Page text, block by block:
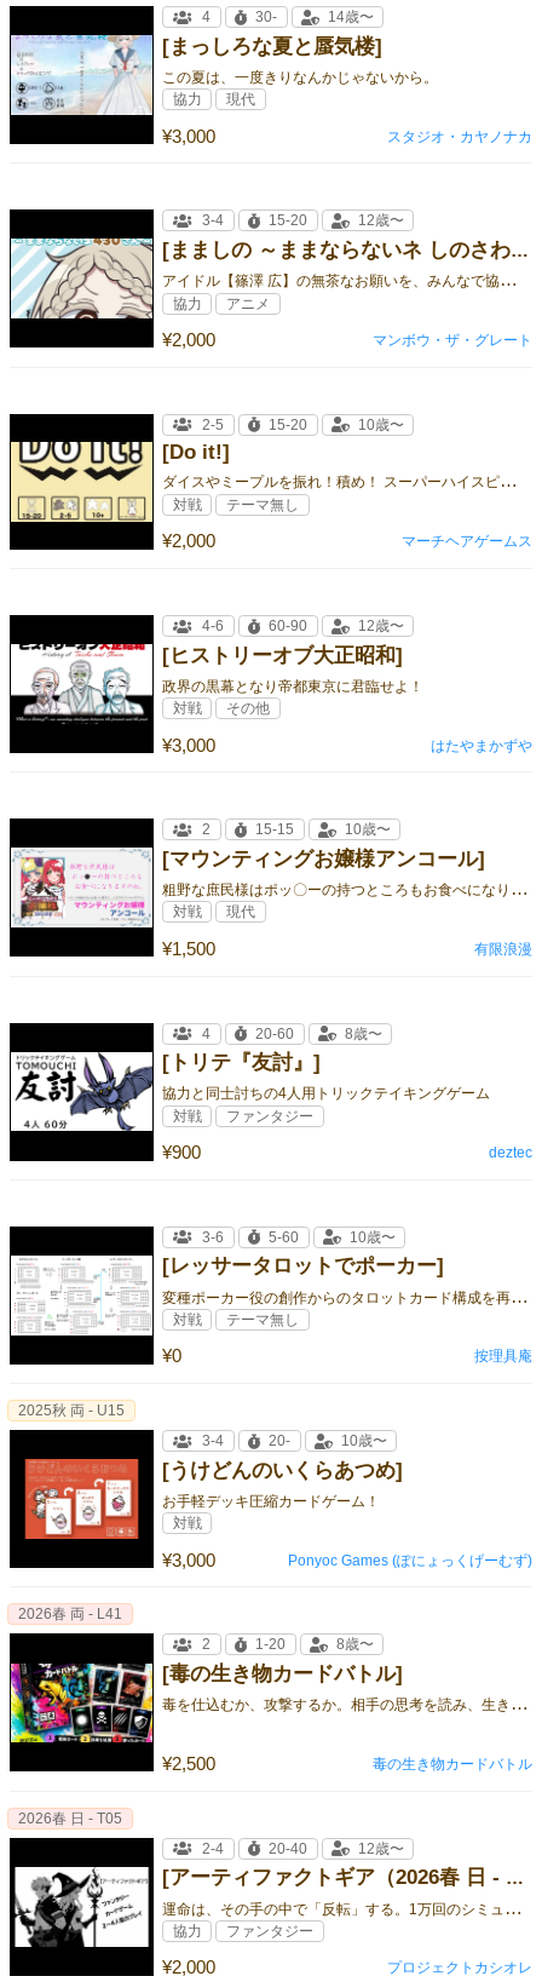
[まっしろな夏と蜃気楼]
この夏は、一度きりなんかじゃないから。
¥3,000
4 30- 14歳〜
協力 現代
スタジオ・カヤノナカ
[まましの ～ままならないネ しのさわさん～]
ア
イドル【篠澤 広】の無茶なお願いを、みんなで協力して解決しよう！
¥2,000
3-4 15-20 12歳〜
協力 アニメ
マンボウ・ザ・グレート
[Do it!]
ダ
イスやミープルを振れ！積め！ スーパーハイスピードダイスアクションゲーム！
¥2,000
2-5 15-20 10歳〜
対戦 テーマ無し
マーチヘアゲームス
[ヒストリーオブ大正昭和]
政界の黒幕となり帝都東京に君臨せよ！
¥3,000
4-6 60-90 12歳〜
対戦 その他
はたやまかずや
[マウンティングお嬢様アンコール]
粗
野な庶民様はポッ〇ーの持つところもお食べになりますのね
¥1,500
2 15-15 10歳〜
対戦 現代
有限浪漫
[トリテ『友討』]
協力と同士討ちの4人用トリックテイキングゲーム
¥900
4 20-60 8歳〜
対戦 ファンタジー
deztec
[レッサータロットでポーカー]
変
種ポーカー役の創作からのタロットカード構成を再発明！
¥0
3-6 5-60 10歳〜
対戦 テーマ無し
按理具庵
[うけどんのいくらあつめ]
お手軽デッキ圧縮カードゲーム！
¥3,000
2025秋 両 - U15
3-4
20- 10歳〜
対戦
Ponyoc Games (ぽにょっくげーむず)
[毒の生き物カードバトル]
毒
を仕込むか、攻撃するか。相手の思考を読み、生き残れ。
¥2,500
2026春 両 - L41
2
1-20 8歳〜
毒の生き物カードバトル
[アーティファクトギア（2026春 日 - T05）]
運
命は、その手の中で「反転」する。1万回のシミュレーションテストを何度も行った勝率42.7%のガチ協力型RPGカードゲーム
¥2,000
2026春 日 - T05
2-4
20-40 12歳〜
協力 ファンタジー
プロジェクトカシオレ